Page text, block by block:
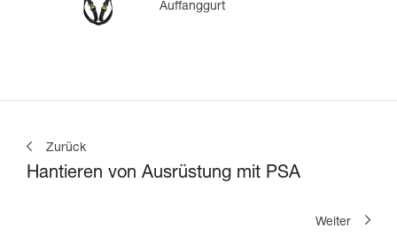
Auffanggurt
Zurück
Hantieren von Ausrüstung mit PSA
Weiter